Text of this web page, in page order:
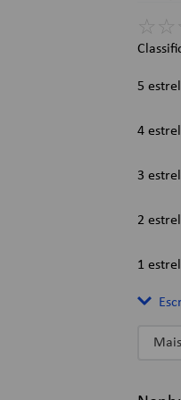
Gramatura: 56 g/m².
☆ ☆
5
4
3
2
1